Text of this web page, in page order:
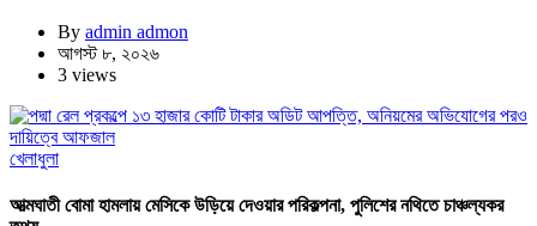
By admin admon
আগস্ট ৮, ২০২৬
3 views
খেলাধুলা
আত্মঘাতী বোমা হামলায় মেসিকে উড়িয়ে দেওয়ার পরিকল্পনা, পুলিশের নথিতে চাঞ্চল্যকর